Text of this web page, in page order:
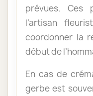
prévues. Ces
l’artisan
coordonner la
début de
En cas de
gerbe est